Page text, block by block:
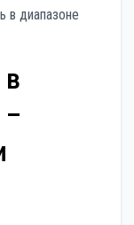
диапазоне